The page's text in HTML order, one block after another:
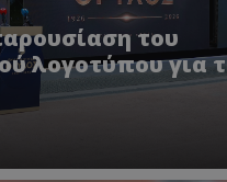
του
λογοτύπου για